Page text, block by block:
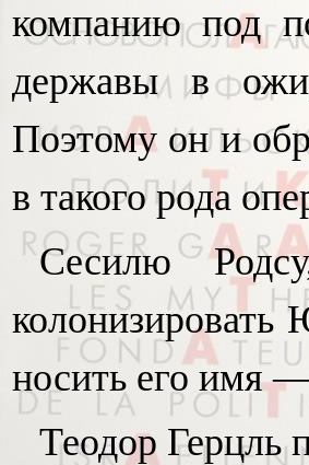
компанию под
державы в
Поэтому он и
в такого рода
Сесилю
носить его имя
Теодор Герцль